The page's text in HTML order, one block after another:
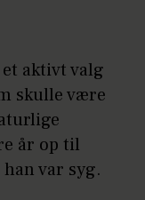
aktivt valg
skulle være
år op til
var syg.